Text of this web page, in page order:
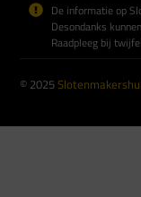
De informatie op
Desondanks
Raadpleeg bij
© 2025